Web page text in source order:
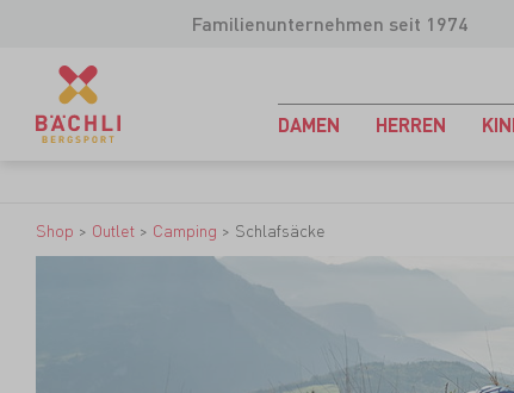
Familienunternehmen seit 1974
DAMEN HERREN
Shop > Outlet > Camping > Schlafsäcke